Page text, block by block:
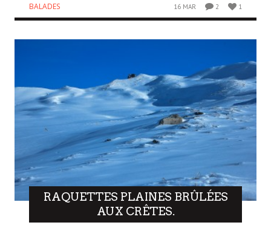
BALADES 16 MAR 2 1
RAQUETTES PLAINES BRÛLÉES
AUX CRÊTES.